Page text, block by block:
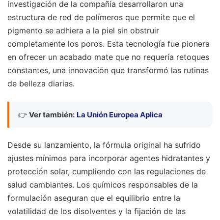
investigación de la compañía desarrollaron una
estructura de red de polímeros que permite que el
pigmento se adhiera a la piel sin obstruir
completamente los poros. Esta tecnología fue pionera
en ofrecer un acabado mate que no requería retoques
constantes, una innovación que transformó las rutinas
de belleza diarias.
👉 Ver también: La Unión Europea Aplica
Desde su lanzamiento, la fórmula original ha sufrido
ajustes mínimos para incorporar agentes hidratantes y
protección solar, cumpliendo con las regulaciones de
salud cambiantes. Los químicos responsables de la
formulación aseguran que el equilibrio entre la
volatilidad de los disolventes y la fijación de las